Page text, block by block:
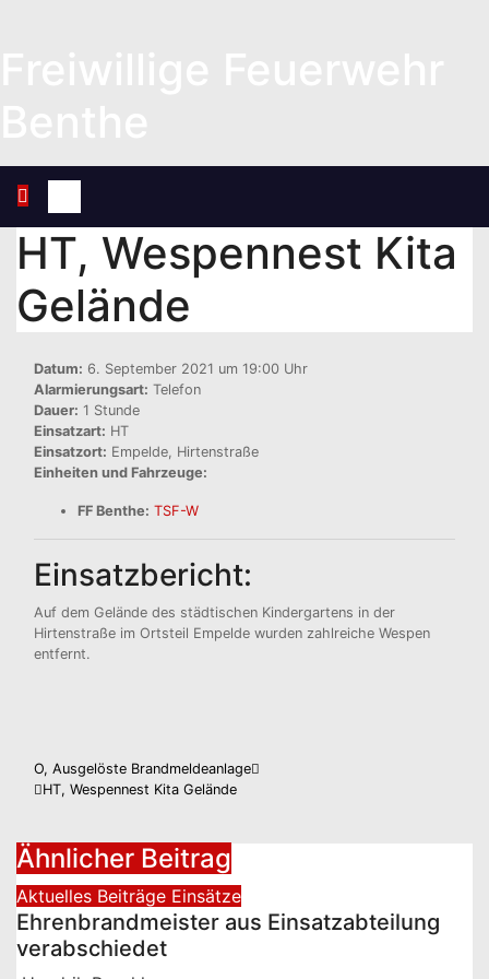
HT, Wespennest Kita
Gelände
Datum: 6. September 2021 um 19:00 Uhr
Alarmierungsart: Telefon
Dauer: 1 Stunde
Einsatzart: HT
Einsatzort: Empelde, Hirtenstraße
Einheiten und Fahrzeuge:
FF Benthe: TSF-W
Einsatzbericht:
Auf dem Gelände des städtischen Kindergartens in der
Hirtenstraße im Ortsteil Empelde wurden zahlreiche Wespen
entfernt.
Beitragsnavigation
O, Ausgelöste Brandmeldeanlage
HT, Wespennest Kita Gelände
Ähnlicher Beitrag
Aktuelles Beiträge Einsätze
Ehrenbrandmeister aus Einsatzabteilung
verabschiedet